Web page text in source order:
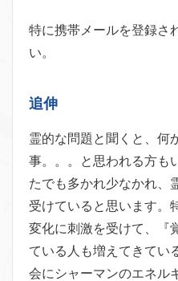
特に携帯メールを登録さ
い。
追伸
霊的な問題と聞くと、何
事。。。と思われる方も
たでも多かれ少なかれ、
受けていると思います。
変化に刺激を受けて、『
ている人も増えてきてい
会にシャーマンのエネル